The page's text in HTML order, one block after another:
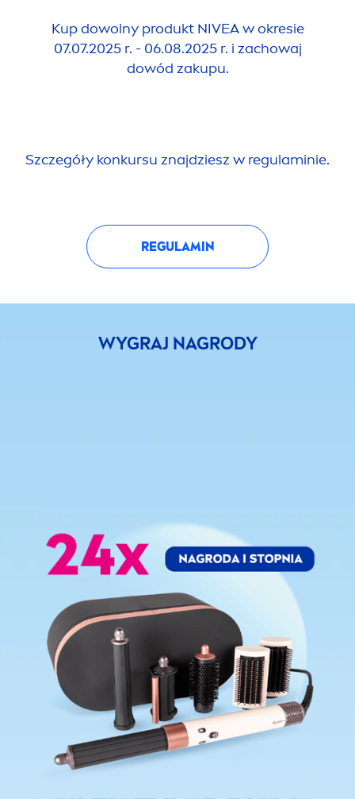
Kup dowolny produkt NIVEAw okresie
07.07.2025 r. - 06.08.2025 r. i zachowaj
dowód zakupu.
Szczegóły konkursu znajdziesz w regulaminie.
REGULAMIN
WYGRAJ NAGRODY